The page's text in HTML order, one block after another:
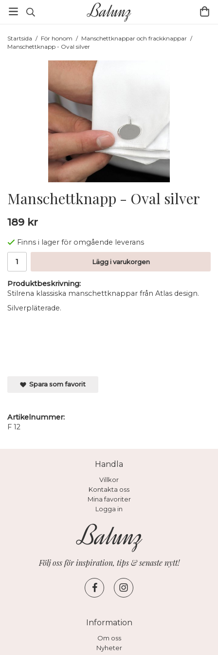
Startsida / För honom / Manschettknappar och frackknappar /
Manschettknapp - Oval silver
Manschettknapp - Oval silver
189 kr
Finns i lager för omgående leverans
Lägg i varukorgen
Produktbeskrivning:
Stilrena klassiska manschettknappar från Atlas design.
Silverpläterade.
Spara som favorit
Artikelnummer:
F 12
Handla
Villkor
Kontakta oss
Mina favoriter
Logga in
Följ oss för inspiration, tips & senaste nytt!
Information
Om oss
Nyheter